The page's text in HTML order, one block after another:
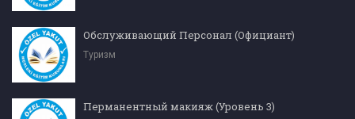
Обслуживающий Персонал (Официант)
Туризм
Перманентный макияж (Уровень 3)